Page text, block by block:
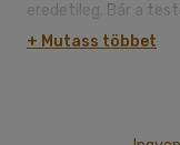
eredetileg. Bár a
egészséghez, nem
útján töltsük fel
éves, és mindössze
+ Mutass többet